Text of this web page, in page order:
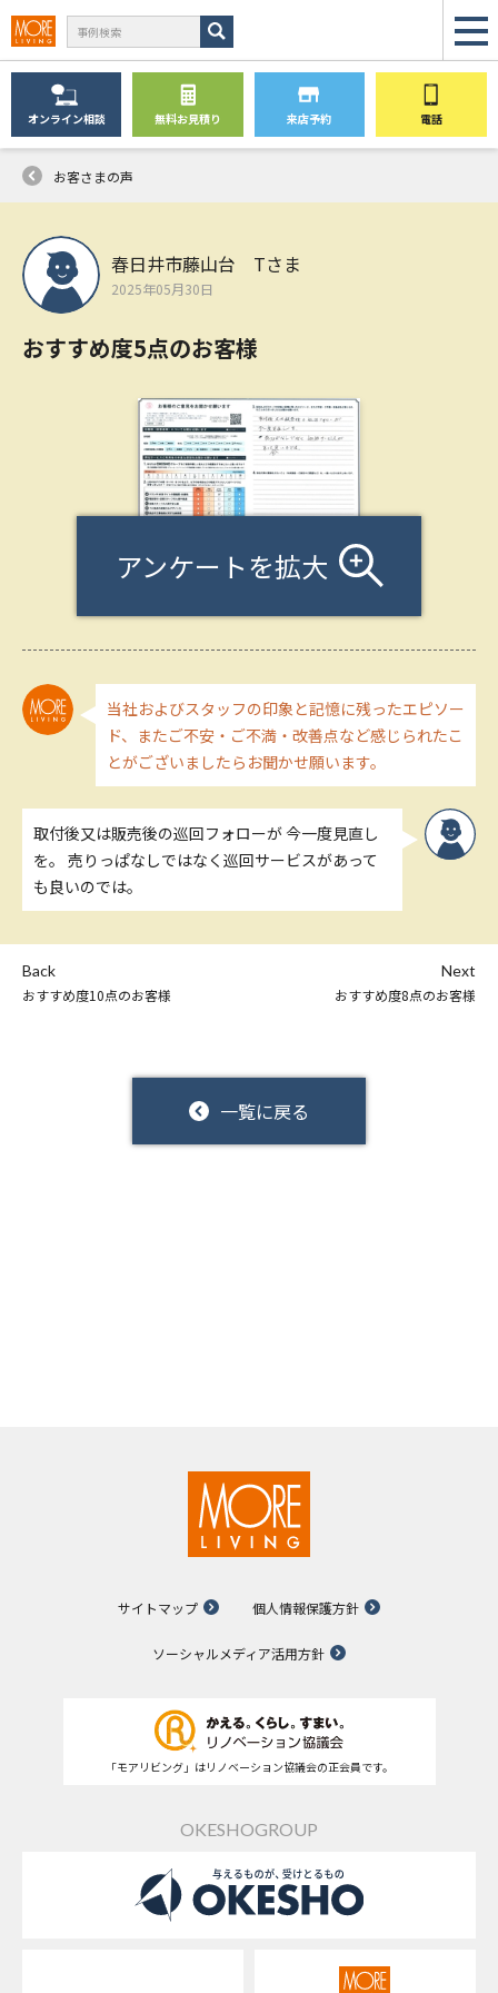
オンライン相談 無料お見積り 来店予約 電話
お客さまの声
春日井市藤山台 Tさま
2025年05月30日
おすすめ度5点のお客様
アンケートを拡大
当社およびスタッフの印象と記憶に残ったエピソー
ド、またご不安・ご不満・改善点など感じられたこ
とがございましたらお聞かせ願います。
取付後又は販売後の巡回フォローが 今一度見直し
を。 売りっぱなしではなく巡回サービスがあって
も良いのでは。
Back
おすすめ度10点のお客様
一覧に戻る
Next
おすすめ度8点のお客様
サイトマップ 個人情報保護方針
ソーシャルメディア活用方針
「モアリビング」はリノベーション協議会の正会員です。
OKESHOGROUP